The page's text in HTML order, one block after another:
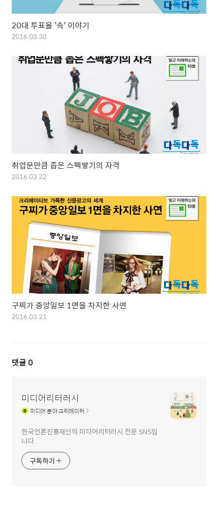
20대 투표율 '속' 이야기
2016.03.30
취업문만큼 좁은 스펙쌓기의 자격
2016.03.22
구찌가 중앙일보 1면을 차지한 사연
2016.03.21
댓글 0
미디어리터러시
미디어분야 크리에이터
한국언론진흥재단의 미디어리터러시 전문 SNS입
니다.
구독하기